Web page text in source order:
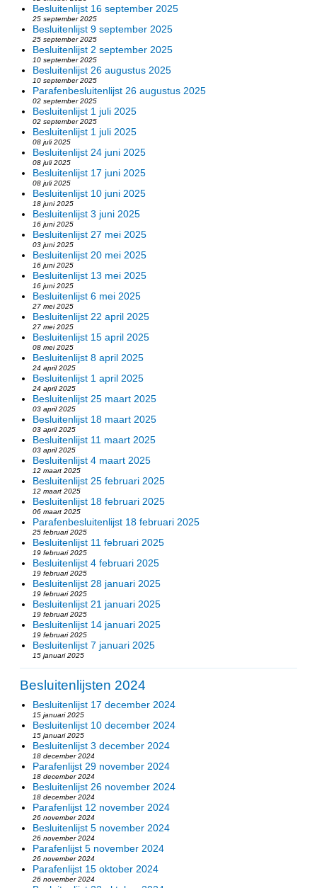
Besluitenlijst 16 september 2025
25 september 2025
Besluitenlijst 9 september 2025
25 september 2025
Besluitenlijst 2 september 2025
10 september 2025
Besluitenlijst 26 augustus 2025
10 september 2025
Parafenbesluitenlijst 26 augustus 2025
02 september 2025
Besluitenlijst 1 juli 2025
02 september 2025
Besluitenlijst 1 juli 2025
08 juli 2025
Besluitenlijst 24 juni 2025
08 juli 2025
Besluitenlijst 17 juni 2025
08 juli 2025
Besluitenlijst 10 juni 2025
18 juni 2025
Besluitenlijst 3 juni 2025
16 juni 2025
Besluitenlijst 27 mei 2025
03 juni 2025
Besluitenlijst 20 mei 2025
16 juni 2025
Besluitenlijst 13 mei 2025
16 juni 2025
Besluitenlijst 6 mei 2025
27 mei 2025
Besluitenlijst 22 april 2025
27 mei 2025
Besluitenlijst 15 april 2025
08 mei 2025
Besluitenlijst 8 april 2025
24 april 2025
Besluitenlijst 1 april 2025
24 april 2025
Besluitenlijst 25 maart 2025
03 april 2025
Besluitenlijst 18 maart 2025
03 april 2025
Besluitenlijst 11 maart 2025
03 april 2025
Besluitenlijst 4 maart 2025
12 maart 2025
Besluitenlijst 25 februari 2025
12 maart 2025
Besluitenlijst 18 februari 2025
06 maart 2025
Parafenbesluitenlijst 18 februari 2025
25 februari 2025
Besluitenlijst 11 februari 2025
19 februari 2025
Besluitenlijst 4 februari 2025
19 februari 2025
Besluitenlijst 28 januari 2025
19 februari 2025
Besluitenlijst 21 januari 2025
19 februari 2025
Besluitenlijst 14 januari 2025
19 februari 2025
Besluitenlijst 7 januari 2025
15 januari 2025
Besluitenlijsten 2024
Besluitenlijst 17 december 2024
15 januari 2025
Besluitenlijst 10 december 2024
15 januari 2025
Besluitenlijst 3 december 2024
18 december 2024
Parafenlijst 29 november 2024
18 december 2024
Besluitenlijst 26 november 2024
18 december 2024
Parafenlijst 12 november 2024
26 november 2024
Besluitenlijst 5 november 2024
26 november 2024
Parafenlijst 5 november 2024
26 november 2024
Parafenlijst 15 oktober 2024
26 november 2024